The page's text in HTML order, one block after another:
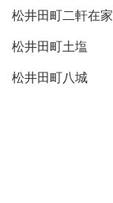
松井田町二軒在家
松井田町土塩
松井田町八城